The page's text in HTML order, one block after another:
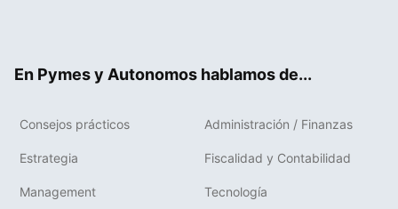
En Pymes y Autonomos hablamos de...
Consejos prácticos Administración / Finanzas
Estrategia Fiscalidad y Contabilidad
Management Tecnología